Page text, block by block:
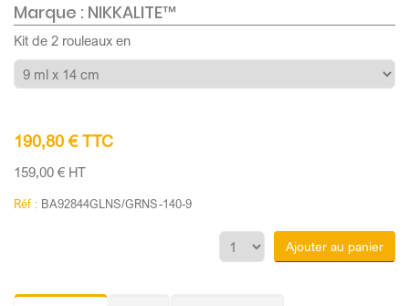
Marque : NIKKALITE™
Kit de 2 rouleaux en
190,80 € TTC
159,00 € HT
Réf : BA92844GLNS/GRNS-140-9
Ajouter au panier